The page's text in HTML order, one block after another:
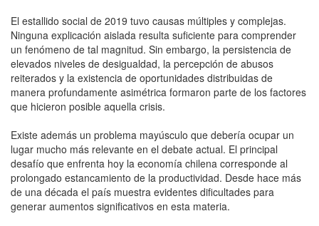
El estallido social de 2019 tuvo causas múltiples y complejas.
Ninguna explicación aislada resulta suficiente para comprender
un fenómeno de tal magnitud. Sin embargo, la persistencia de
elevados niveles de desigualdad, la percepción de abusos
reiterados y la existencia de oportunidades distribuidas de
manera profundamente asimétrica formaron parte de los factores
que hicieron posible aquella crisis.
Existe además un problema mayúsculo que debería ocupar un
lugar mucho más relevante en el debate actual. El principal
desafío que enfrenta hoy la economía chilena corresponde al
prolongado estancamiento de la productividad. Desde hace más
de una década el país muestra evidentes dificultades para
generar aumentos significativos en esta materia.